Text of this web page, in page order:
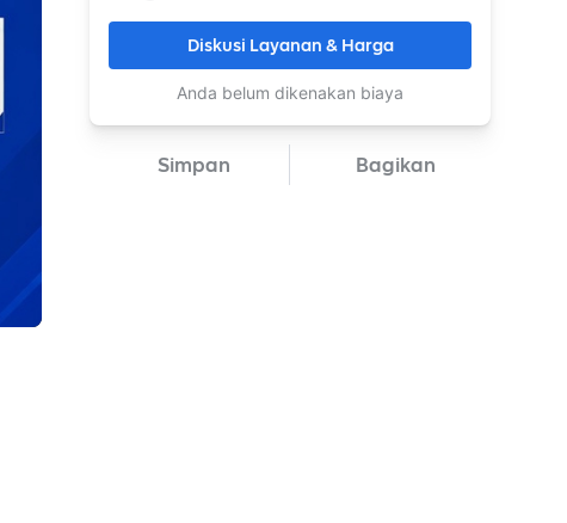
Diskusi Layanan & Harga
Anda belum dikenakan biaya
Simpan Bagikan